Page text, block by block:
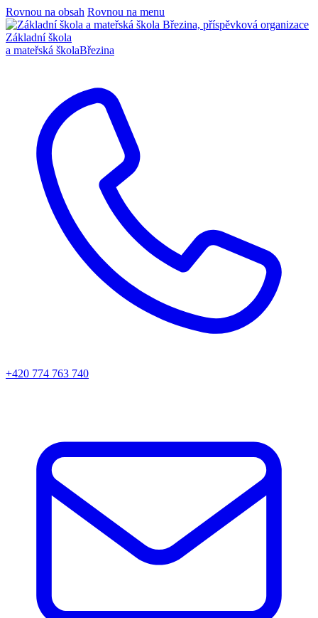
Rovnou na obsah Rovnou na menu
Základní škola
a mateřská školaBřezina
+420 774 763 740